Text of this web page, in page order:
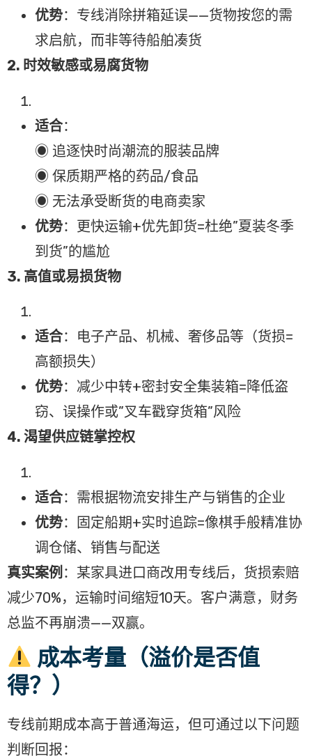
优势：专线消除拼箱延误——货物按您的需
求启航，而非等待船舶凑货
2. 时效敏感或易腐货物
适合：
◉ 追逐快时尚潮流的服装品牌
◉ 保质期严格的药品/食品
◉ 无法承受断货的电商卖家
优势：更快运输+优先卸货=杜绝”夏装冬季
到货”的尴尬
3. 高值或易损货物
适合：电子产品、机械、奢侈品等（货损=
高额损失）
优势：减少中转+密封安全集装箱=降低盗
窃、误操作或”叉车戳穿货箱”风险
4. 渴望供应链掌控权
适合：需根据物流安排生产与销售的企业
优势：固定船期+实时追踪=像棋手般精准协
调仓储、销售与配送
真实案例 ：某家具进口商改用专线后，货损索赔
减少70%，运输时间缩短10天。客户满意，财务
总监不再崩溃——双赢。
成本考量（溢价是否值
得？）
专线前期成本高于普通海运，但可通过以下问题
判断回报：